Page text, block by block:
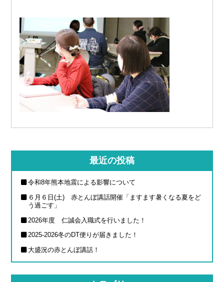
最近の投稿
令和8年熊本地震による影響について
６月６日(土) 赤とんぼ講話開催「ますます暑くなる夏をど
う過ごす」
2026年度 仁誠会入職式を行いました！
2025-2026冬のDT便りが届きました！
大盛況の赤とんぼ講話！